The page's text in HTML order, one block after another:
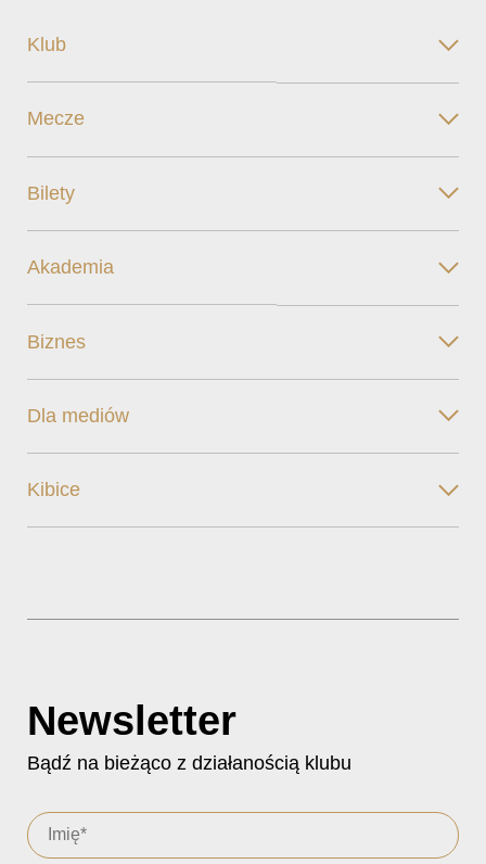
Klub
Mecze
Bilety
Akademia
Biznes
Dla mediów
Kibice
Newsletter
Bądź na bieżąco z działanością klubu